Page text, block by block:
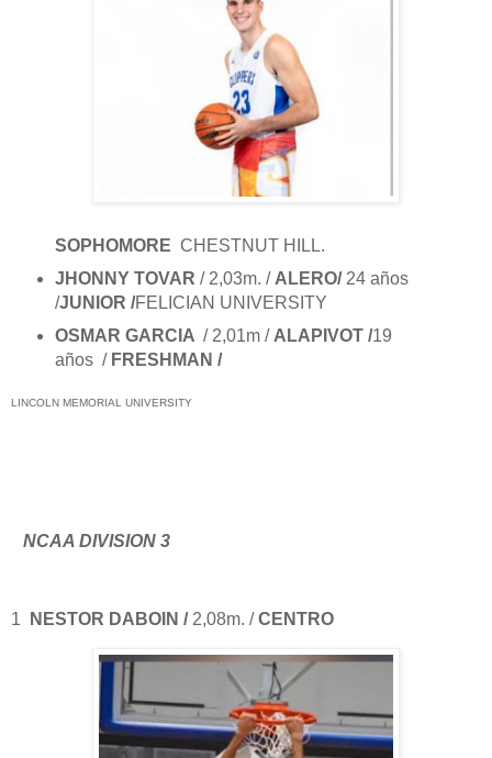
SOPHOMORE CHESTNUT HILL.
JHONNY TOVAR / 2,03m. / ALERO/24 años
/JUNIOR /FELICIAN UNIVERSITY
OSMAR GARCIA / 2,01m /ALAPIVOT /19
años / FRESHMAN /
LINCOLN MEMORIAL UNIVERSITY
NCAA DIVISION 3
1 NESTOR DABOIN /2,08m. /CENTRO